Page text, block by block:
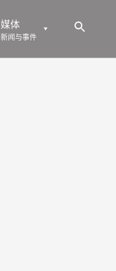
媒体
新闻与事件